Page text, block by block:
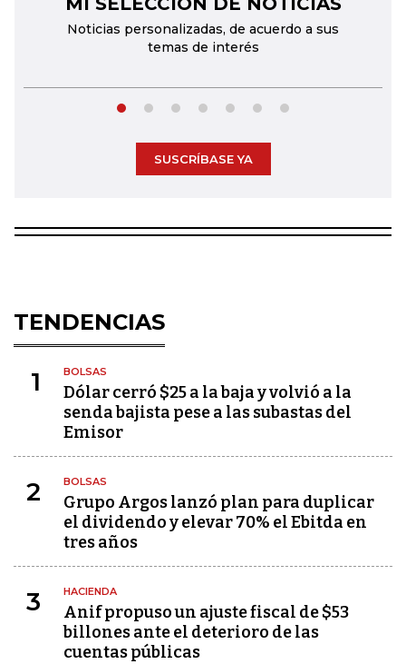
Noticias personalizadas, de acuerdo a sus
temas de interés
SUSCRÍBASE YA
TENDENCIAS
1 BOLSAS
Dólar cerró $25 a la baja y volvió a la
senda bajista pese a las subastas del
Emisor
2 BOLSAS
Grupo Argos lanzó plan para duplicar
el dividendo y elevar 70% el Ebitda en
tres años
3 HACIENDA
Anif propuso un ajuste fiscal de $53
billones ante el deterioro de las
cuentas públicas